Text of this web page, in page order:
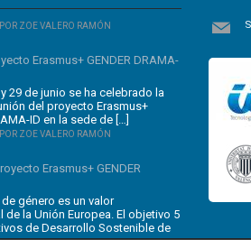
POR ZOE VALERO RAMÓN
Erasmus+ GENDER DRAMA-
29 de junio se ha celebrado la
del proyecto Erasmus+
ID en la sede de […]
POR ZOE VALERO RAMÓN
Erasmus+ GENDER
género es un valor
de la Unión Europea. El objetivo 5
de Desarrollo Sostenible de